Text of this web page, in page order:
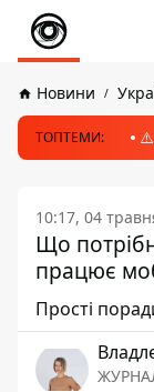
Новини
ТОПТЕМИ: ⚠️
10:17, 04
Що
працює
Прості